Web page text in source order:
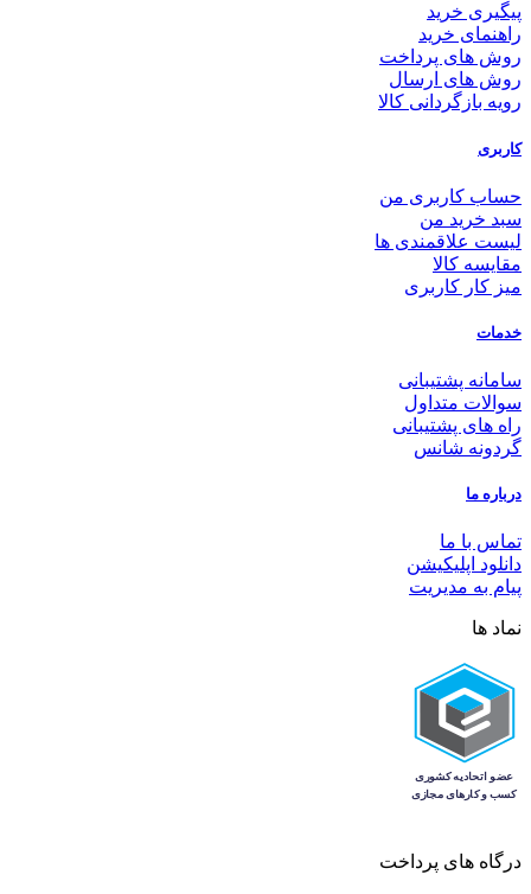
پیگیری خرید
راهنمای خرید
روش های پرداخت
روش های ارسال
رویه بازگردانی کالا
کاربری
حساب کاربری من
سبد خرید من
لیست علاقمندی ها
مقایسه کالا
میز کار کاربری
خدمات
سامانه پشتیبانی
سوالات متداول
راه های پشتیبانی
گردونه شانس
درباره ما
تماس با ما
دانلود اپلیکیشن
پیام به مدیریت
نماد ها
درگاه های پرداخت